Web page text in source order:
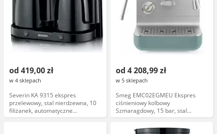
od 419,00 zł
w 4 sklepach
Severin KA 9315 ekspres
przelewowy, stal nierdzewna, 10
filiżanek, automatyczne
wyłączanie, filtr stały
od 4 208,99 zł
w 5 sklepach
Smeg EMC02EGMEU Ekspres
ciśnieniowy kolbowy
Szmaragdowy, 15 bar, stal
nierdzewna